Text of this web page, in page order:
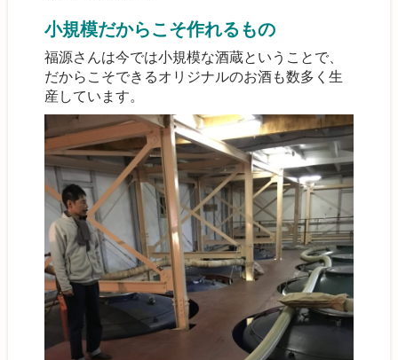
小規模だからこそ作れるもの
福源さんは今では小規模な酒蔵ということで、
だからこそできるオリジナルのお酒も数多く生
産しています。